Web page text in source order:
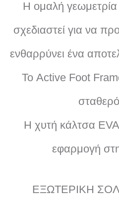
Η ομαλή γεωμετρία
σχεδιαστεί για να
ενθαρρύνει ένα
Το Active Foot
Η χυτή κάλτσα EVA
εφαρμογή
ΕΞΩΤΕΡΙΚΗ